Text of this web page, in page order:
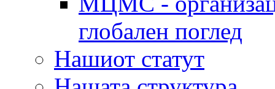
глобален поглед
Нашиот статут